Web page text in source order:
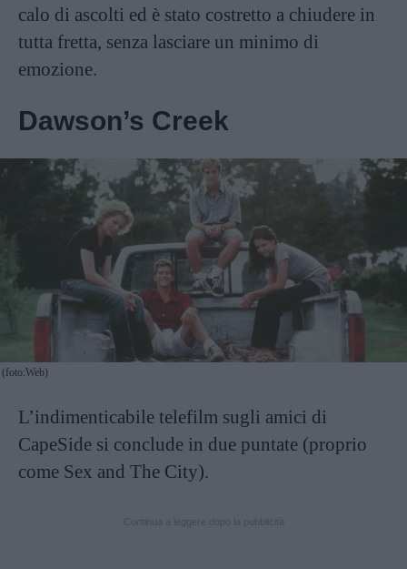
calo di ascolti ed è stato costretto a chiudere in
tutta fretta, senza lasciare un minimo di
emozione.
Dawson’s Creek
(foto:Web)
L’indimenticabile telefilm sugli amici di
CapeSide si conclude in due puntate (proprio
come Sex and The City).